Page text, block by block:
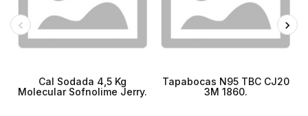
Cal Sodada 4,5 Kg
Molecular Sofnolime Jerry.
Tapabocas N95 TBC CJ20
3M 1860.